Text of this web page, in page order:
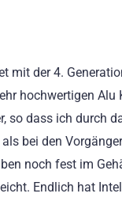
mit der 4.
hochwertigen
so dass ich durch
bei den
noch fest im
Endlich hat